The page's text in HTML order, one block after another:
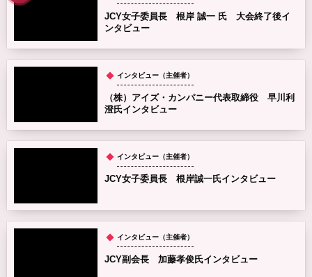
JCY女子委員長 根岸 誠一 氏 大会終了後イ
ンタビュー
インタビュー（主催者）
（株）アイズ・カンパニー代表取締役 早川利
澄氏インタビュー
インタビュー（主催者）
JCY女子委員長 根岸誠一氏インタビュー
インタビュー（主催者）
JCY副会長 加藤孝俊氏インタビュー